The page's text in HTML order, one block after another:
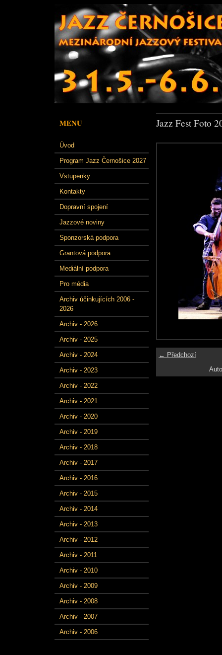
MENU
Úvod
Program Jazz Černošice 2027
Vstupenky
Kontakty
Dopravní spojení
Jazzové noviny
Sponzorská podpora
Grantová podpora
Mediální podpora
Pro média
Archiv účinkujících 2006 -
2026
Archiv - 2026
Archiv - 2025
Archiv - 2024
Archiv - 2023
Archiv - 2022
Archiv - 2021
Archiv - 2020
Archiv - 2019
Archiv - 2018
Archiv - 2017
Archiv - 2016
Archiv - 2015
Archiv - 2014
Archiv - 2013
Archiv - 2012
Archiv - 2011
Archiv - 2010
Archiv - 2009
Archiv - 2008
Archiv - 2007
Archiv - 2006
Jazz Fest Foto
← Předchozí